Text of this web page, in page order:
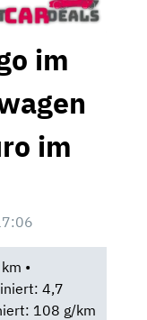
im
im
•
4,7
108 g/km